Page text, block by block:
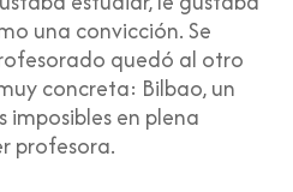
una convicción. Se
quedó al otro
concreta: Bilbao, un
en plena
profesora.